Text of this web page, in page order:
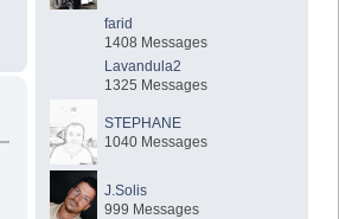
farid
1408 Messages
Lavandula2
1325 Messages
STEPHANE
1040 Messages
J.Solis
999 Messages